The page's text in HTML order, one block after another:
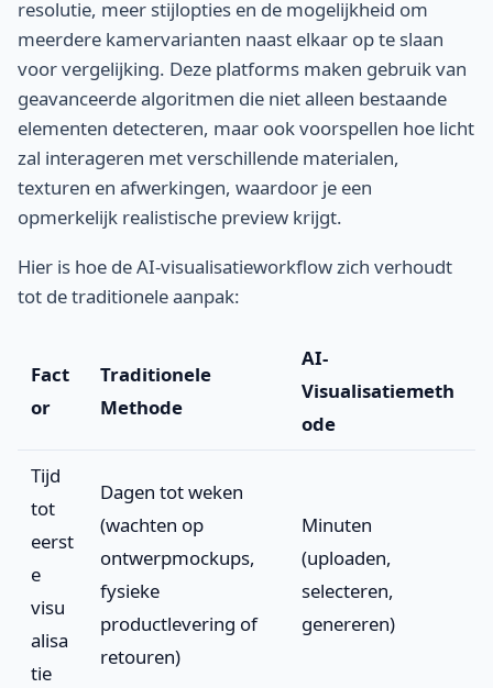
resolutie, meer stijlopties en de mogelijkheid om
meerdere kamervarianten naast elkaar op te slaan
voor vergelijking. Deze platforms maken gebruik van
geavanceerde algoritmen die niet alleen bestaande
elementen detecteren, maar ook voorspellen hoe licht
zal interageren met verschillende materialen,
texturen en afwerkingen, waardoor je een
opmerkelijk realistische preview krijgt.
Hier is hoe de AI-visualisatieworkflow zich verhoudt
tot de traditionele aanpak:
Fact
or
Traditionele
Methode
AI-
Visualisatiemeth
ode
Tijd
tot
eerst
e
visu
alisa
tie
Dagen tot weken
(wachten op
ontwerpmockups,
fysieke
productlevering of
retouren)
Minuten
(uploaden,
selecteren,
genereren)